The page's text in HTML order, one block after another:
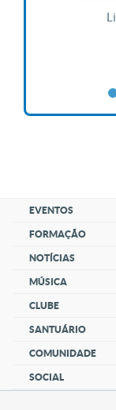
EVENTOS
FORMAÇÃO
NOTÍCIAS
MÚSICA
CLUBE
SANTUÁRIO
COMUNIDADE
SOCIAL